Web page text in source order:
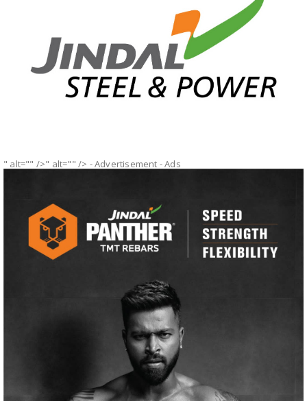
" alt="" />" alt="" /> - Advertisement -Ads